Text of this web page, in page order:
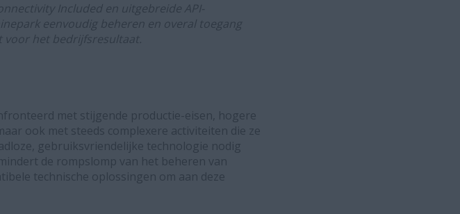
Included en uitgebreide API-
eenvoudig beheren en overal toegang
voor het bedrijfsresultaat.
met stijgende productie-eisen, hogere
ook met steeds complexere activiteiten die ze
gebruiksvriendelijke technologie nodig
de rompslomp van het beheren van
technische oplossingen om aan deze